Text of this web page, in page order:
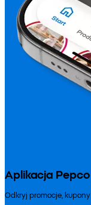
Aplikacja Pepco
Odkryj promocje,